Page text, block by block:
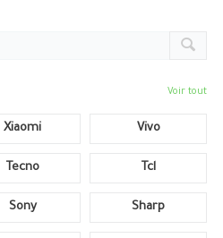
Voir tout
Xiaomi Vivo
Tecno Tcl
Sony Sharp